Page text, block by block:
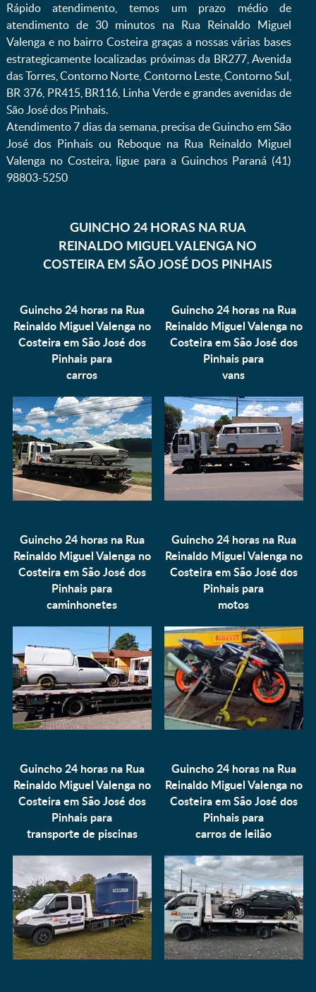
Rápido atendimento, temos um prazo médio de
atendimento de 30 minutos na Rua Reinaldo Miguel
Valenga e no bairro Costeira graças a nossas várias bases
estrategicamente localizadas próximas da BR277, Avenida
das Torres, Contorno Norte, Contorno Leste, Contorno Sul,
BR 376, PR415, BR116, Linha Verde e grandes avenidas de
São José dos Pinhais.
Atendimento 7 dias da semana, precisa de Guincho em São
José dos Pinhais ou Reboque na Rua Reinaldo Miguel
Valenga no Costeira, ligue para a Guinchos Paraná (41)
98803-5250
GUINCHO 24 HORAS NA RUA
REINALDO MIGUEL VALENGA NO
COSTEIRA EM SÃO JOSÉ DOS PINHAIS
Guincho 24 horas na Rua
Reinaldo Miguel Valenga no
Costeira em São José dos
Pinhais para
carros
Guincho 24 horas na Rua
Reinaldo Miguel Valenga no
Costeira em São José dos
Pinhais para
vans
Guincho 24 horas na Rua
Reinaldo Miguel Valenga no
Costeira em São José dos
Pinhais para
caminhonetes
Guincho 24 horas na Rua
Reinaldo Miguel Valenga no
Costeira em São José dos
Pinhais para
motos
Guincho 24 horas na Rua
Reinaldo Miguel Valenga no
Costeira em São José dos
Pinhais para
transporte de piscinas
Guincho 24 horas na Rua
Reinaldo Miguel Valenga no
Costeira em São José dos
Pinhais para
carros de leilão